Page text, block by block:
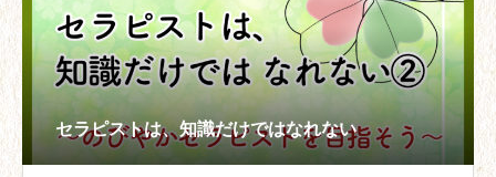
セラピストは、知識だけではなれない